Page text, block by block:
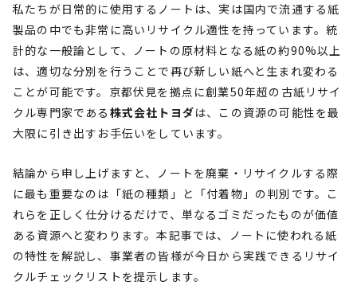
私たちが日常的に使用するノートは、実は国内で流通する紙
製品の中でも非常に高いリサイクル適性を持っています。統
計的な一般論として、ノートの原材料となる紙の約90%以上
は、適切な分別を行うことで再び新しい紙へと生まれ変わる
ことが可能です。京都伏見を拠点に創業50年超の古紙リサイ
クル専門家である 株式会社トヨダは、この資源の可能性を最
大限に引き出すお手伝いをしています。
結論から申し上げますと、ノートを廃棄・リサイクルする際
に最も重要なのは「紙の種類」と「付着物」の判別です。こ
れらを正しく仕分けるだけで、単なるゴミだったものが価値
ある資源へと変わります。本記事では、ノートに使われる紙
の特性を解説し、事業者の皆様が今日から実践できるリサイ
クルチェックリストを提示します。